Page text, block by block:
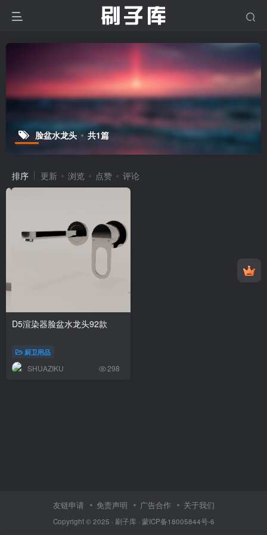
脸盆水龙头 共1篇
排序 更新 浏览 点赞 评论
D5渲染器脸盆水龙头92款
厨卫用品
SHUAZIKU 298
友链申请 免责声明 广告合作 关于我们
Copyright © 2025 · 刷子库 · 蒙ICP备18005844号-6